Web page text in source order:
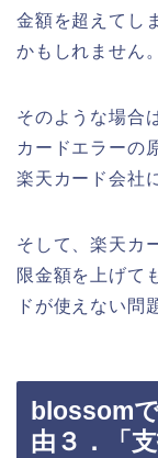
金額を超えてし
かもしれません。
そのような場合
カードエラーの
楽天カード会社
そして、楽天カ
限金額を上げて
ドが使えない問
blossom
由３．「